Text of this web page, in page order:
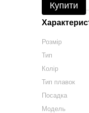
Купити
Розмір
Тип
Колір
Тип плавок
Посадка
Модель